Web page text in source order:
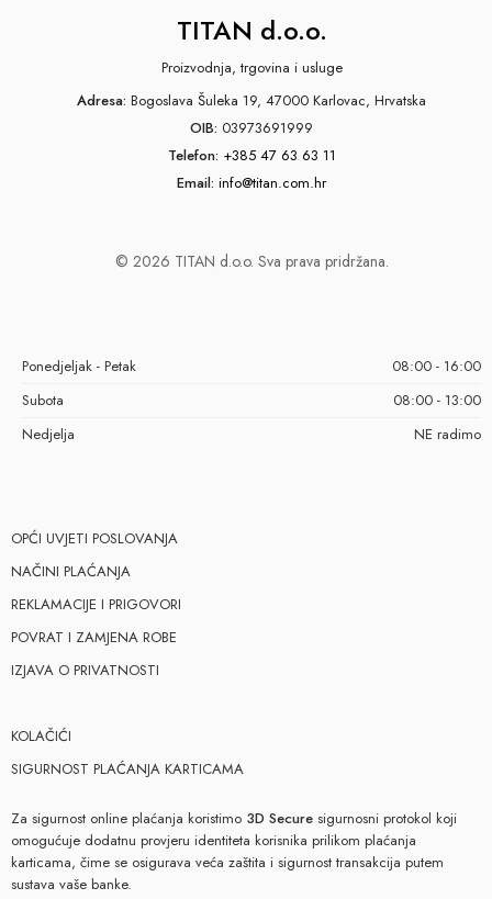
TITAN d.o.o.
Proizvodnja, trgovina i usluge
Adresa: Bogoslava Šuleka 19, 47000 Karlovac, Hrvatska
OIB: 03973691999
Telefon: +385 47 63 63 11
Email: info@titan.com.hr
© 2026 TITAN d.o.o. Sva prava pridržana.
Ponedjeljak - Petak
08:00 - 16:00
Subota
08:00 - 13:00
Nedjelja
NE radimo
OPĆI UVJETI POSLOVANJA
NAČINI PLAĆANJA
REKLAMACIJE I PRIGOVORI
POVRAT I ZAMJENA ROBE
IZJAVA O PRIVATNOSTI
KOLAČIĆI
SIGURNOST PLAĆANJA KARTICAMA
Za sigurnost online plaćanja koristimo 3D Secure sigurnosni protokol koji
omogućuje dodatnu provjeru identiteta korisnika prilikom plaćanja
karticama, čime se osigurava veća zaštita i sigurnost transakcija putem
sustava vaše banke.